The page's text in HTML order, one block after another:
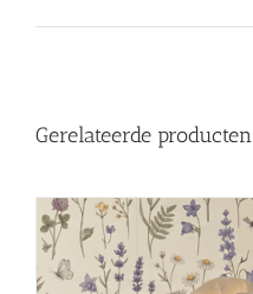
Gerelateerde producten